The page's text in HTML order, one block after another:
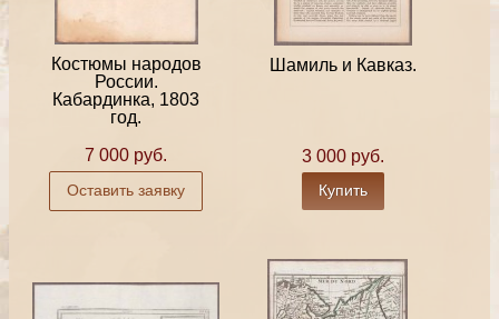
Костюмы народов
России.
Кабардинка, 1803
год.
7 000 руб.
Оставить заявку
Шамиль и Кавказ.
3 000 руб.
Купить